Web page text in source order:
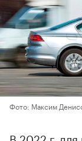
Фото: Максим